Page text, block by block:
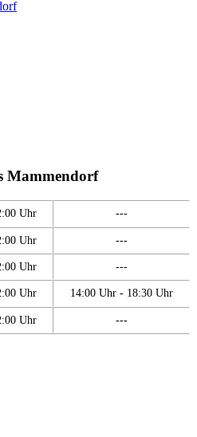
Mammendorf
Uhr ---
Uhr ---
Uhr ---
Uhr 14:00 Uhr - 18:30 Uhr
Uhr ---